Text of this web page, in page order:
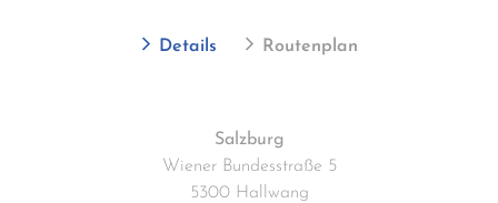
Details Routenplan
Salzburg
Wiener Bundesstraße 5
5300 Hallwang